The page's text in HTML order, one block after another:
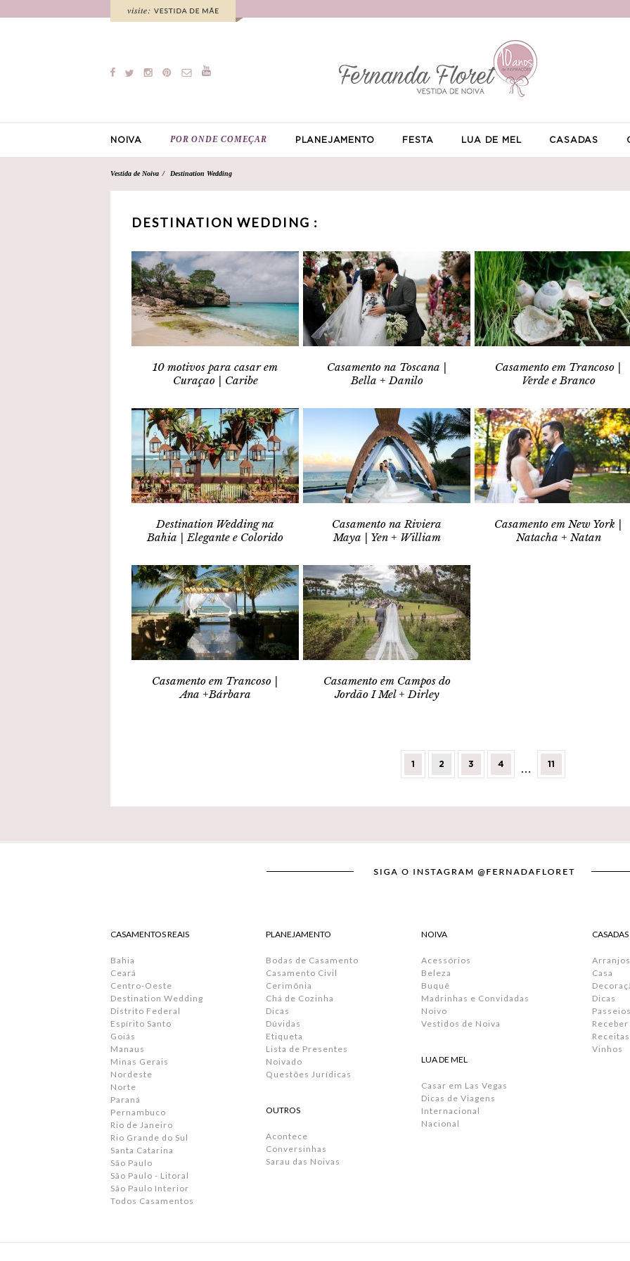
NOIVA POR ONDE COMEÇAR PLANEJAMENTO FESTA LUA DE MEL CASADAS
Vestida de Noiva Destination Wedding
DESTINATION WEDDING :
10 motivos para casar em
Curaçao | Caribe
Casamento na Toscana |
Bella + Danilo
Casamento em Trancoso |
Verde e Branco
Destination Wedding na
Bahia | Elegante e Colorido
Casamento na Riviera
Maya | Yen + William
Casamento em New York |
Natacha + Natan
Casamento em Trancoso |
Ana +Bárbara
Casamento em Campos do
Jordão I Mel + Dirley
1 2 3 4 … 11
CASAMENTOS REAIS
Bahia
Ceará
Centro-Oeste
Destination Wedding
Distrito Federal
Espírito Santo
Goiás
Manaus
Minas Gerais
Nordeste
Norte
Paraná
Pernambuco
Rio de Janeiro
Rio Grande do Sul
Santa Catarina
São Paulo
São Paulo - Litoral
São Paulo Interior
Todos Casamentos
PLANEJAMENTO
Bodas de Casamento
Casamento Civil
Cerimônia
Chá de Cozinha
Dicas
Dúvidas
Etiqueta
Lista de Presentes
Noivado
Questões Jurídicas
OUTROS
Acontece
Conversinhas
Sarau das Noivas
NOIVA
Acessórios
Beleza
Buquê
Madrinhas e Convidadas
Noivo
Vestidos de Noiva
LUA DE MEL
Casar em Las Vegas
Dicas de Viagens
Internacional
Nacional
CASADAS
Casa
Dicas
Passeios
Receber
Receitas
Vinhos